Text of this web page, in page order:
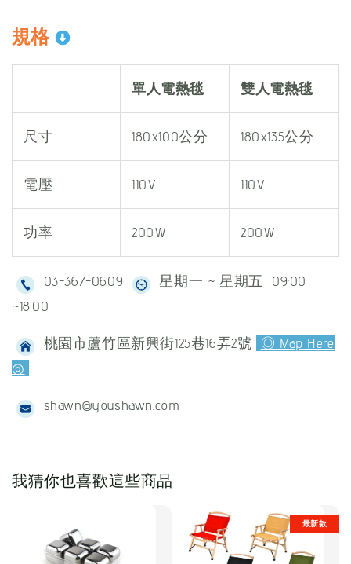
規格
單人電熱毯 雙人電熱毯
尺寸 180x100公分 180x135公分
電壓 110V 110V
功率 200W 200W
03-367-0609
星期一 ~ 星期五 09:00
~18:00
桃園市蘆竹區新興街125巷16弄2號
◎ Map Here
◎
shawn@youshawn.com
我猜你也喜歡這些商品
最新款